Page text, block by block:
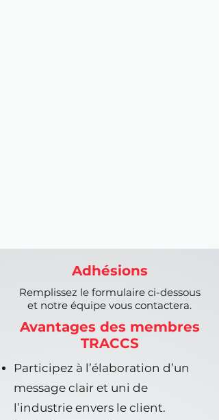
Adhésions
Remplissez le formulaire ci-dessous
et notre équipe vous contactera.
Avantages des membres
TRACCS
Participez à l’élaboration d’un
message clair et uni de
l’industrie envers le client.